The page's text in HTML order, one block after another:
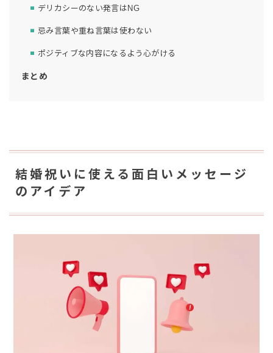
デリカシーのない発言はNG
忌み言葉や重ね言葉は使わない
ポジティブな内容になるよう心がける
まとめ
結婚祝いに使える面白いメッセージ
のアイデア